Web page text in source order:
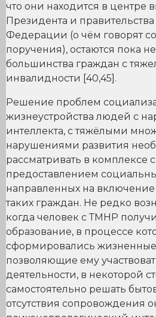
что они находится в центре
Президента и
Федерации (о чём говорят
поручения), остаются пока
большинства граждан с
инвалидности [40,45].
Решение проблем
жизнеустройства людей с
интеллекта, с тяжёлыми
нарушениями развития
рассматривать в комплексе
предоставлением
направленных на
таких граждан. Не редко
когда человек с ТМНР
образование, в процессе
сформировались
позволяющие ему
деятельности, в некоторой
самостоятельно решать
отсутствия сопровождения